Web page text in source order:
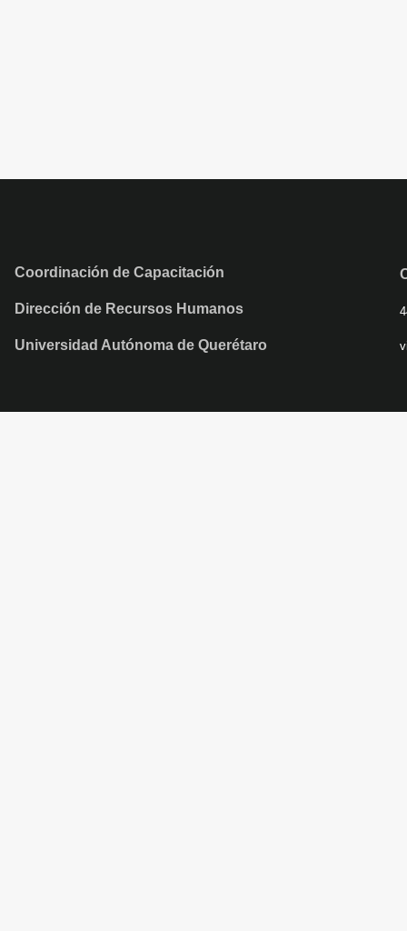
Coordinación de Capacitación
Dirección de Recursos Humanos
Universidad Autónoma de Querétaro